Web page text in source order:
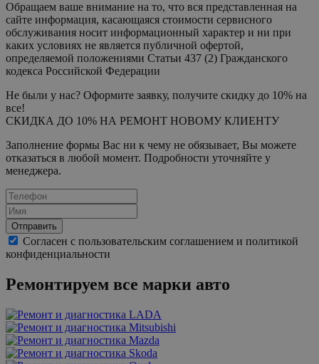
Обращаем ваше внимание на то, что вся представленная на
сайте информация, касающаяся стоимости сервисного
обслуживания носит информационный характер и ни при
каких условиях не является публичной офертой,
определяемой положениями Статьи 437 (2) Гражданского
кодекса Российской Федерации
Не были у нас? Оформите заявку, получите скидку до 10% на
все!
СКИДКА ДО 10% НА РЕМОНТ НОВОМУ КЛИЕНТУ
Заполнение формы Вас ни к чему не обязывает, Вы можете
отказаться в любой момент. Подробности уточняйте у
менеджера.
Отправить
Согласен с пользовательским соглашением и политикой
конфиденциальности
Ремонтируем все марки авто